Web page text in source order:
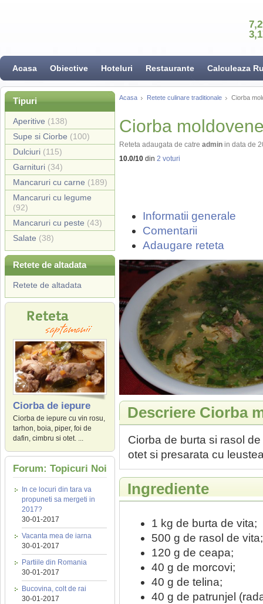
Acasa Obiective Hoteluri Restaurante Calculeaza
Tipuri
Aperitive (138)
Supe si Ciorbe (100)
Dulciuri (115)
Garnituri (34)
Mancaruri cu carne (189)
Mancaruri cu legume
(92)
Mancaruri cu peste (43)
Salate (38)
Retete de altadata
Retete de altadata
Ciorba de iepure
Ciorba de iepure cu vin rosu,
tarhon, boia, piper, foi de
dafin, cimbru si otet. ...
Forum: Topicuri Noi
In ce locuri din tara va
propuneti sa mergeti in
2017?
30-01-2017
Vacanta mea de iarna
30-01-2017
Partiile din Romania
30-01-2017
Bucovina, colt de rai
30-01-2017
Acasa Retete culinare traditionale Ciorba
Ciorba
Reteta adaugata de catre admin in data de
10.0/10 din 2 voturi
Informatii generale
Comentarii
Adaugare reteta
Descriere Ciorba
Ciorba de burta si rasol
otet si presarata cu
Ingrediente
1 kg de burta de vita;
500 g de rasol de vita;
120 g de ceapa;
40 g de morcovi;
40 g de telina;
40 g de patrunjel